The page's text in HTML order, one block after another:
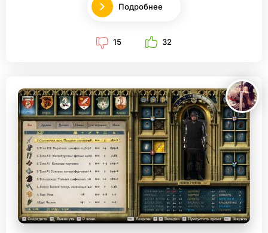
Подробнее
15 32